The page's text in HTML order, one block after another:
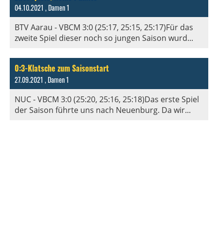
04.10.2021 , Damen 1
BTV Aarau - VBCM 3:0 (25:17, 25:15, 25:17)Für das
zweite Spiel dieser noch so jungen Saison wurd...
0:3-Klatsche zum Saisonstart
27.09.2021 , Damen 1
NUC - VBCM 3:0 (25:20, 25:16, 25:18)Das erste Spiel
der Saison führte uns nach Neuenburg. Da wir...